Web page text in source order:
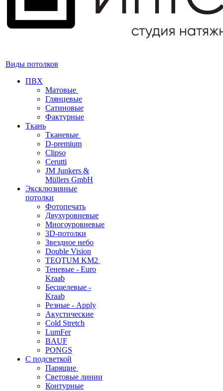
Виды потолков
ПВХ
Матовые
Глянцевые
Сатиновые
Фактурные
Ткань
Тканевые
D-premium
Clipso
Cerutti
JM Junkers &
Müllers GmbH
Эксклюзивные
потолки
Фотопечать
Двухуровневые
Многоуровневые
3D-потолки
Звездное небо
Double Vision
TEQTUM KM2
Теневые - Euro
Kraab
Бесщелевые -
Kraab
Резные - Apply
Акустические
Cold Stretch
LumFer
BAUF
PONGS
С подсветкой
Парящие
Световые линии
Контурные